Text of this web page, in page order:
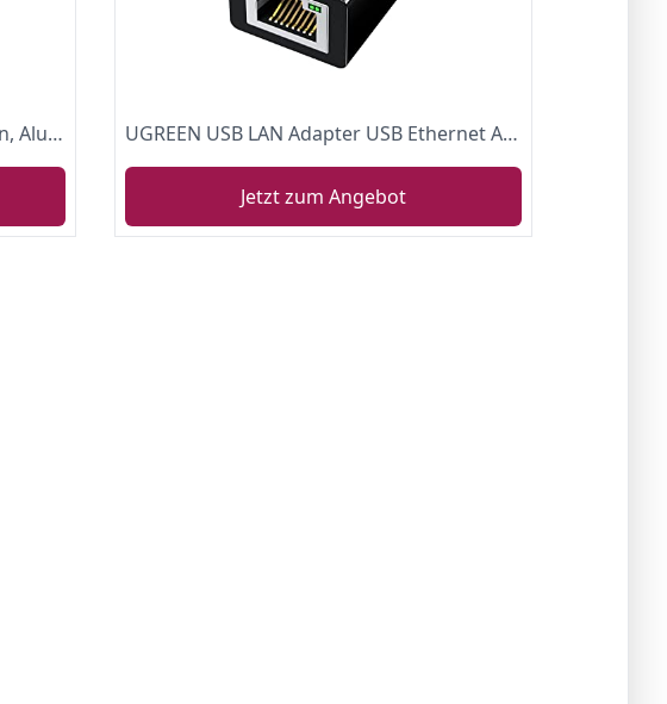
uni USB Ethernet Adapter [Geflochten, Aluminiumlegierung, Treiberfrei], USB 3.0 auf RJ45 LAN Adapter, Gigabit Netzwerkadapter für MacBook, Surface Pro, Windows 10/8.1/8/7, XP, Vista, Mac/Linux usw. UGREEN USB LAN Adapter USB Ethernet Adapter USB zu RJ45 480/100Mbps Netzwerkadapter kompatibel mit MacBook, Surface Pro, Mi Box 3/S unter Windows 11/10/8.1/8/7, Linux, Mac OS (Schwarz)
Jetzt zum Angebot